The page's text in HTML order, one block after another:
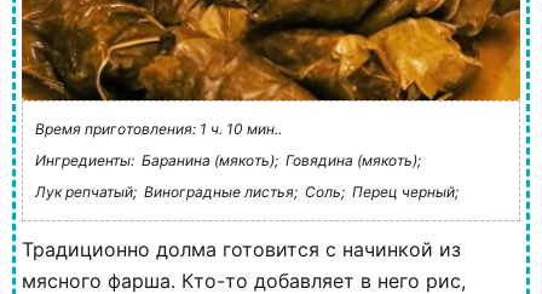
Время приготовления: 1 ч. 10 мин..
Ингредиенты: Баранина (мякоть); Говядина (мякоть);
Лук репчатый; Виноградные листья; Соль; Перец черный;
Традиционно долма готовится с начинкой из
мясного фарша. Кто-то добавляет в него рис,